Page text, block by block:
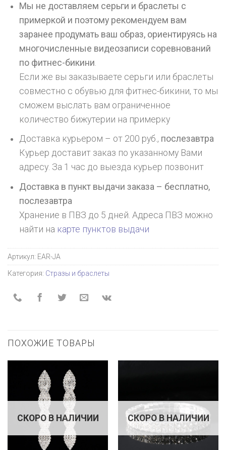
Мы не доставляем серьги и браслеты с
примеркой и поэтому рекомендуем вам
заранее продумать ваш образ, ориентируясь на
многочисленные видеозаписи соревнований
по фитнес-бикини
Если же вы заказываете серьги или браслеты
совместно с обувью для фитнес-бикини, то мы
сможем выслать вам ограниченное
количество бижутерии на примерку
Доставка курьером – от 200 руб., послезавтра
Курьер доставит заказ по указанному Вами
адресу. За 1 час до выезда курьер позвонит
Доставка в пункт выдачи заказа – бесплатно,
послезавтра
Хранение в ПВЗ до 5 дней. Адреса ПВЗ можно
найти на карте пунктов выдачи
Артикул: EAR-JA
Категория: Стразы и браслеты
ПОХОЖИЕ ТОВАРЫ
СКОРО В НАЛИЧИИ СКОРО В НАЛИЧИИ